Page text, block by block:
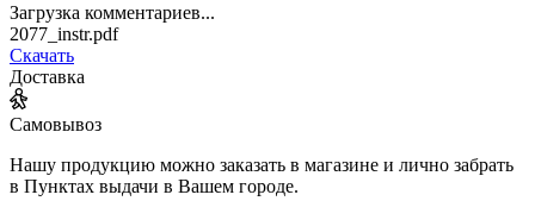
Загрузка комментариев...
2077_instr.pdf
Скачать
Доставка
Самовывоз
Нашу продукцию можно заказать в магазине и лично забрать
в Пунктах выдачи в Вашем городе.